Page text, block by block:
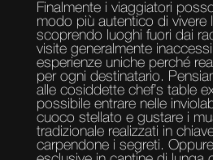
Finalmente i viaggiatori
modo più autentico di vivere
scoprendo luoghi fuori dai
visite generalmente
esperienze uniche perché
per ogni destinatario.
alle cosiddette chef’s table
possibile entrare nelle
cuoco stellato e gustare i
tradizionale realizzati in
carpendone i segreti.